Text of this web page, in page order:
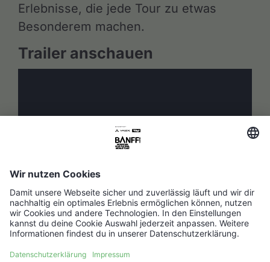
Erlebnisse, die jede Tour zu etwas
Besonderem machen.
Trailer anschauen
Das Filmprogramm 2026